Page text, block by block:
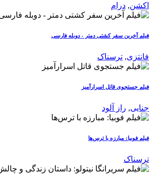
اکشن, درام
فیلم آخرین سفر کشتی دمتر - دوبله فارسی
فانتزی, ترسناک
فیلم جستجوی قاتل اسرارآمیز
جنایی, راز آلود
فیلم فوبیا: مبارزه با ترس‌ها
ترسناک